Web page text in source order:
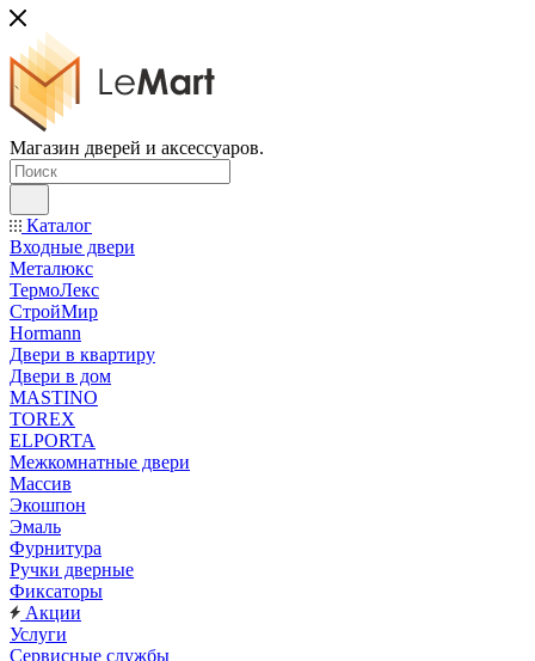
Магазин дверей и аксессуаров.
Каталог
Входные двери
Металюкс
ТермоЛекс
СтройМир
Hormann
Двери в квартиру
Двери в дом
MASTINO
TOREX
ELPORTA
Межкомнатные двери
Массив
Экошпон
Эмаль
Фурнитура
Ручки дверные
Фиксаторы
Акции
Услуги
Сервисные службы